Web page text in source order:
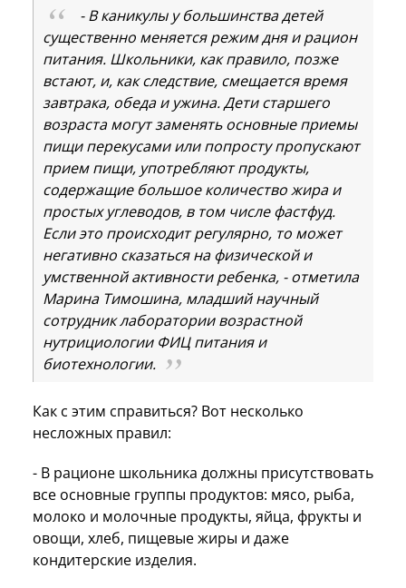
- В каникулы у большинства детей
существенно меняется режим дня и рацион
питания. Школьники, как правило, позже
встают, и, как следствие, смещается время
завтрака, обеда и ужина. Дети старшего
возраста могут заменять основные приемы
пищи перекусами или попросту пропускают
прием пищи, употребляют продукты,
содержащие большое количество жира и
простых углеводов, в том числе фастфуд.
Если это происходит регулярно, то может
негативно сказаться на физической и
умственной активности ребенка, - отметила
Марина Тимошина, младший научный
сотрудник лаборатории возрастной
нутрициологии ФИЦ питания и
биотехнологии.
Как с этим справиться? Вот несколько
несложных правил:
- В рационе школьника должны присутствовать
все основные группы продуктов: мясо, рыба,
молоко и молочные продукты, яйца, фрукты и
овощи, хлеб, пищевые жиры и даже
кондитерские изделия.